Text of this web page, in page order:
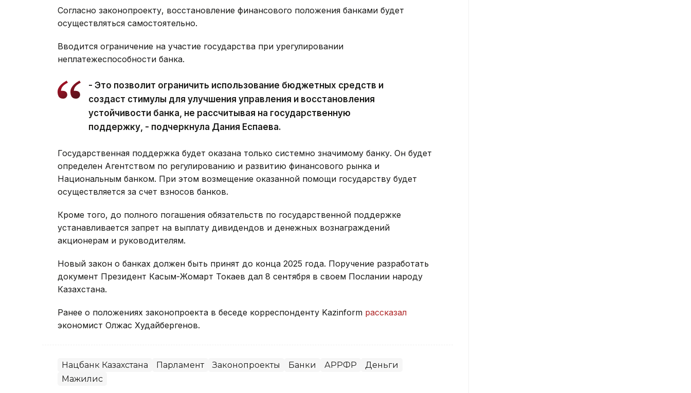
Согласно законопроекту, восстановление финансового положения банками будет
осуществляться самостоятельно.
Вводится ограничение на участие государства при урегулировании
неплатежеспособности банка.
- Это позволит ограничить использование бюджетных средств и
создаст стимулы для улучшения управления и восстановления
устойчивости банка, не рассчитывая на государственную
поддержку, - подчеркнула Дания Еспаева.
Государственная поддержка будет оказана только системно значимому банку. Он будет
определен Агентством по регулированию и развитию финансового рынка и
Национальным банком. При этом возмещение оказанной помощи государству будет
осуществляется за счет взносов банков.
Кроме того, до полного погашения обязательств по государственной поддержке
устанавливается запрет на выплату дивидендов и денежных вознаграждений
акционерам и руководителям.
Новый закон о банках должен быть принят до конца 2025 года. Поручение разработать
документ Президент Касым-Жомарт Токаев дал 8 сентября в своем Послании народу
Казахстана.
Ранее о положениях законопроекта в беседе корреспонденту Kazinform рассказал
экономист Олжас Худайбергенов.
Нацбанк Казахстана Парламент Законопроекты Банки АРРФР
Деньги
Мажилис